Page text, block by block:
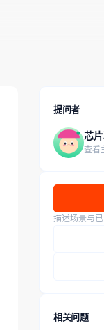
提问者
芯
查看
描述场景与
相关问题